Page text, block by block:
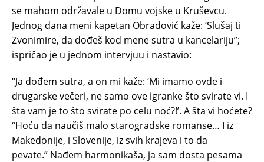
se mahom održavale u Domu vojske u Kruševcu.
Jednog dana meni kapetan Obradović kaže: ‘Slušaj ti
Zvonimire, da dođeš kod mene sutra u kancelariju”;
ispričao je u jednom intervjuu i nastavio:
“Ja dođem sutra, a on mi kaže: ‘Mi imamo ovde i
drugarske večeri, ne samo ove igranke što svirate vi. I
šta vam je to što svirate po celu noć?!’. A šta vi hoćete?
“Hoću da naučiš malo starogradske romanse… I iz
Makedonije, i Slovenije, iz svih krajeva i to da
pevate.” Nađem harmonikaša, ja sam dosta pesama